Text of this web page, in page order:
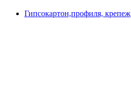
Гипсокартон,профиля, крепеж